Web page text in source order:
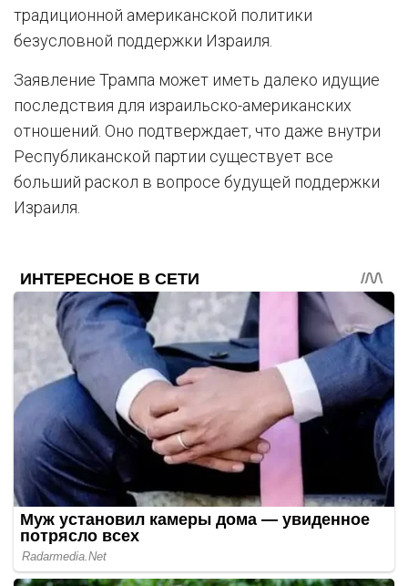
традиционной американской политики
безусловной поддержки Израиля.
Заявление Трампа может иметь далеко идущие
последствия для израильско-американских
отношений. Оно подтверждает, что даже внутри
Республиканской партии существует все
больший раскол в вопросе будущей поддержки
Израиля.